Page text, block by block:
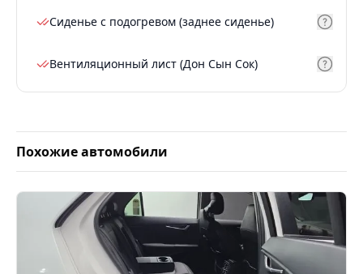
Сиденье с подогревом (заднее сиденье)
Вентиляционный лист (Дон Сын Сок)
Похожие автомобили